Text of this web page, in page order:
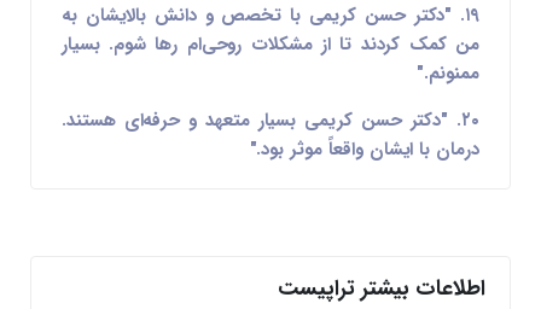
۱۹. "دکتر حسن کریمی با تخصص و دانش بالایشان به
من کمک کردند تا از مشکلات روحی‌ام رها شوم. بسیار
ممنونم."
۲۰. "دکتر حسن کریمی بسیار متعهد و حرفه‌ای هستند.
درمان با ایشان واقعاً موثر بود."
اطلاعات بیشتر تراپیست